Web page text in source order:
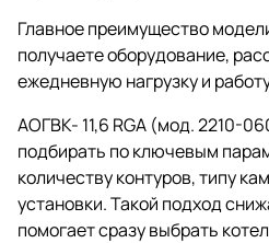
Главное преимущество
получаете оборудование,
ежедневную нагрузку и
АОГВК- 11,6 RGA (мод. 2210-
подбирать по ключевым
количеству контуров, типу
установки. Такой подход
помогает сразу выбрать